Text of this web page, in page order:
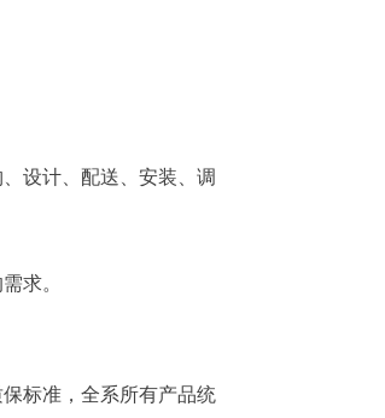
设计、配送、安装、调
求。
标准，全系所有产品统